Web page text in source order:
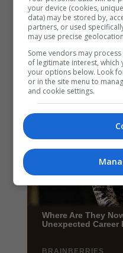
your device (cookies,
data) may be stored by,
partners, or used
may use precise
Some vendors may
of legitimate interest,
your options below. Look
or in the site menu to
and cookie settings.